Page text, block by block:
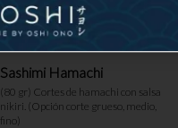
Sashimi Hamachi
(80 gr) Cortes de hamachi con salsa
nikiri. (Opción corte grueso, medio,
fino)